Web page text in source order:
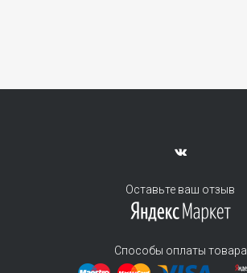
Оставьте ваш отзыв
Способы оплаты товара